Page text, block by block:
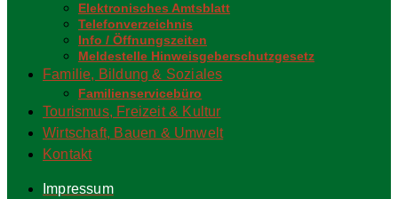
Elektronisches Amtsblatt
Telefonverzeichnis
Info / Öffnungszeiten
Meldestelle Hinweisgeberschutzgesetz
Familie, Bildung & Soziales
Familienservicebüro
Tourismus, Freizeit & Kultur
Wirtschaft, Bauen & Umwelt
Kontakt
Impressum